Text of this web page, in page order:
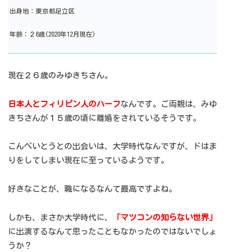
出身地：東京都足立区
年齢：２6歳(2020年12月現在)
現在２６歳のみゆきちさん。
日本人とフィリピン人のハーフなんです。ご両親は、みゆ
きちさんが１５歳の頃に離婚をされているそうです。
こんぺいとうとの出会いは、大学時代なんですが、ドはま
りをしてしまい現在に至っているようです。
好きなことが、職になるなんて最高ですよね。
しかも、まさか大学時代に、
「マツコンの知らない世界」
に出演するなんて思ったこともなかったのではないでしょ
うか？